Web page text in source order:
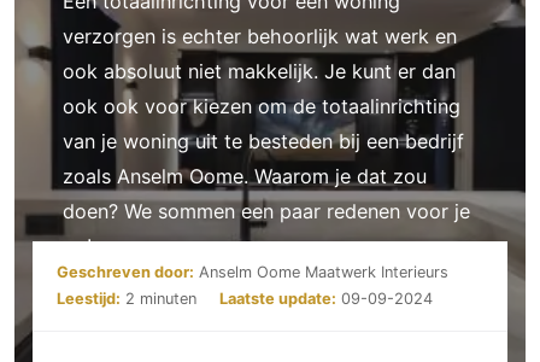
Woondecoratie
Inrichting
Roomdividers
Bedden
Meubels
Verlichting
Interieurbouw
Ramen
Buitendeuren
Deursystemen
Glazen wandsystemen
Vouwwanden
Garagedeuren
Zonwering
Zonwering
Tuinmeubelen
Tuinverlichting
Omheining
Hekwerken en poorten
Zwemmen
Zwembad en zwemvijver
Tuin wellness
Vloer
Kinderkamer
Serre/Veranda
Wellness
Wijnkelder
Woonkamer
verzorgen is echter behoorlijk wat werk en
ook absoluut niet makkelijk. Je kunt er dan
ook ook voor kiezen om de totaalinrichting
van je woning uit te besteden bij een bedrijf
zoals Anselm Oome. Waarom je dat zou
doen? We sommen een paar redenen voor je
op!
Geschreven door: Anselm Oome Maatwerk Interieurs
Leestijd: 2 minuten Laatste update: 09-09-2024